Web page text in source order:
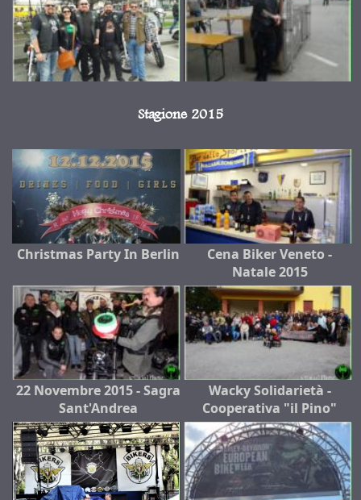
Stagione 2015
Christmas Party In Berlin
Cena Biker Veneto -
Natale 2015
22 Novembre 2015 - Sagra
Sant'Andrea
Wacky Solidarietà -
Cooperativa "il Pino"